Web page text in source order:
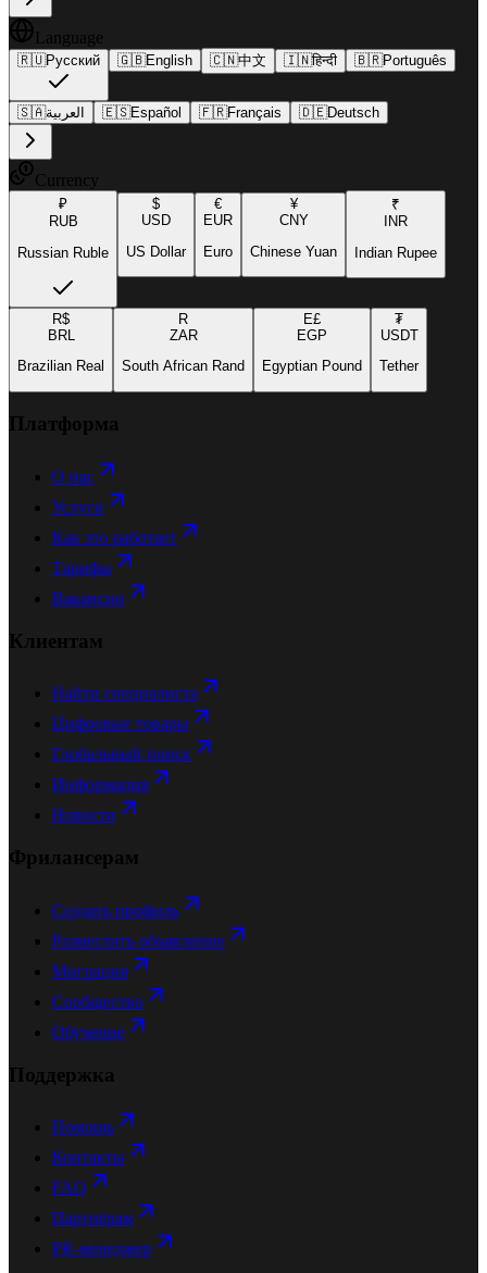
Language
🇷🇺Русский 🇬🇧English 🇨🇳中文 🇮🇳हिन्दी 🇧🇷Português
🇸🇦العربية 🇪🇸Español 🇫🇷Français 🇩🇪Deutsch
Currency
₽
RUB
Russian Ruble
$
USD
US Dollar
€
EUR
Euro
¥
CNY
Chinese Yuan
₹
INR
Indian Rupee
R$
BRL
Brazilian Real
R
ZAR
South African Rand
E£
EGP
Egyptian Pound
₮
USDT
Tether
Платформа
О нас
Услуги
Как это работает
Тарифы
Вакансии
Клиентам
Найти специалиста
Цифровые товары
Глобальный поиск
Информация
Новости
Фрилансерам
Создать профиль
Разместить объявление
Миграция
Сообщество
Обучение
Поддержка
Помощь
Контакты
FAQ
Партнёрам
PR-менеджер